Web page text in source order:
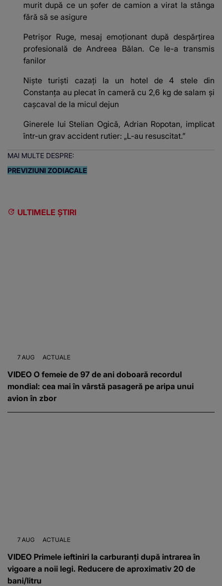
murit după ce un șofer de camion a virat la stânga
fără să se asigure
Petrișor Ruge, mesaj emoționant după despărțirea
profesională de Andreea Bălan. Ce le-a transmis
fanilor
Niște turiști cazați la un hotel de 4 stele din
Constanța au plecat în cameră cu 2,6 kg de salam și
cașcaval de la micul dejun
Ginerele lui Stelian Ogică, Adrian Ropotan, implicat
într-un grav accident rutier: „L-au resuscitat.”
MAI MULTE DESPRE:
PREVIZIUNI ZODIACALE
ULTIMELE ȘTIRI
7 AUG ACTUALE
VIDEO O femeie de 97 de ani doboară recordul
mondial: cea mai în vârstă pasageră pe aripa unui
avion în zbor
7 AUG ACTUALE
VIDEO Primele ieftiniri la carburanți după intrarea în
vigoare a noii legi. Reducere de aproximativ 20 de
bani/litru